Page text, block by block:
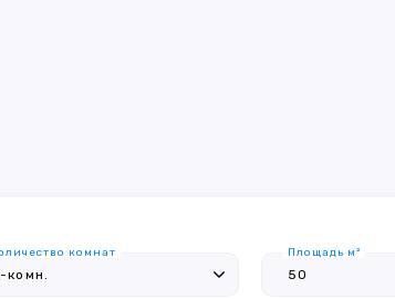
комнат Площадь м²